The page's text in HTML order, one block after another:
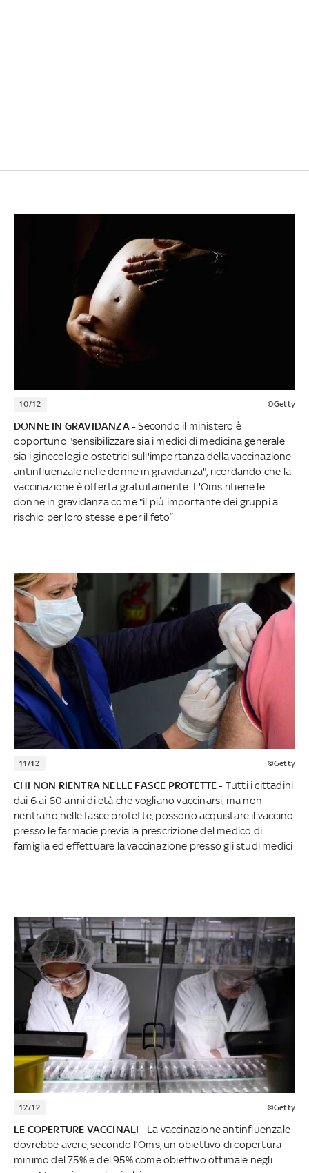
10/12 ©Getty
DONNE IN GRAVIDANZA -Secondo il ministero è
opportuno "sensibilizzare sia i medici di medicina generale
sia i ginecologi e ostetrici sull'importanza della vaccinazione
antinfluenzale nelle donne in gravidanza", ricordando che la
vaccinazione è offerta gratuitamente. L'Oms ritiene le
donne in gravidanza come "il più importante dei gruppi a
rischio per loro stesse e per il feto”
11/12 ©Getty
CHI NON RIENTRA NELLE FASCE PROTETTE - Tutti i cittadini
dai 6 ai 60 anni di età che vogliano vaccinarsi, ma non
rientrano nelle fasce protette, possono acquistare il vaccino
presso le farmacie previa la prescrizione del medico di
famiglia ed effettuare la vaccinazione presso gli studi medici
12/12 ©Getty
LE COPERTURE VACCINALI - La vaccinazione antinfluenzale
dovrebbe avere, secondo l’Oms, un obiettivo di copertura
minimo del 75% e del 95% come obiettivo ottimale negli